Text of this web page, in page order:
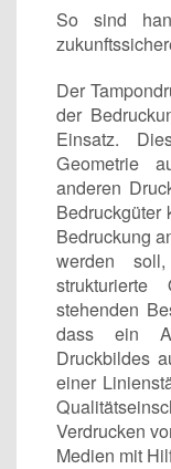
So sind
Der
der
Einsatz.
Geometrie
anderen
Bedruckgüter
Bedruckung
werden
stehenden
dass ein
Druckbildes
einer
Verdrucken
Medien mit